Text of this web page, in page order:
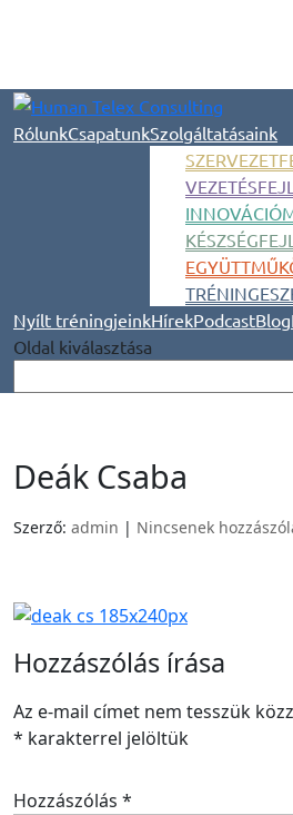
RólunkCsapatunkSzolgáltatásaink
Nyílt tréningjeinkHírekPodcastBlog
Oldal kiválasztása
Deák Csaba
Szerző: admin | Nincsenek
Hozzászólás írása
Az e-mail címet nem tesszük
* karakterrel jelöltük
Hozzászólás *